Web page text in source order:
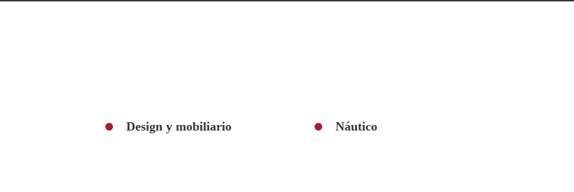
Design y mobiliario Náutico